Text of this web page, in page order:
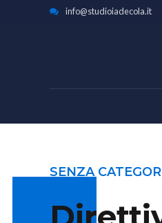
info@studioiadecola.it
SENZA